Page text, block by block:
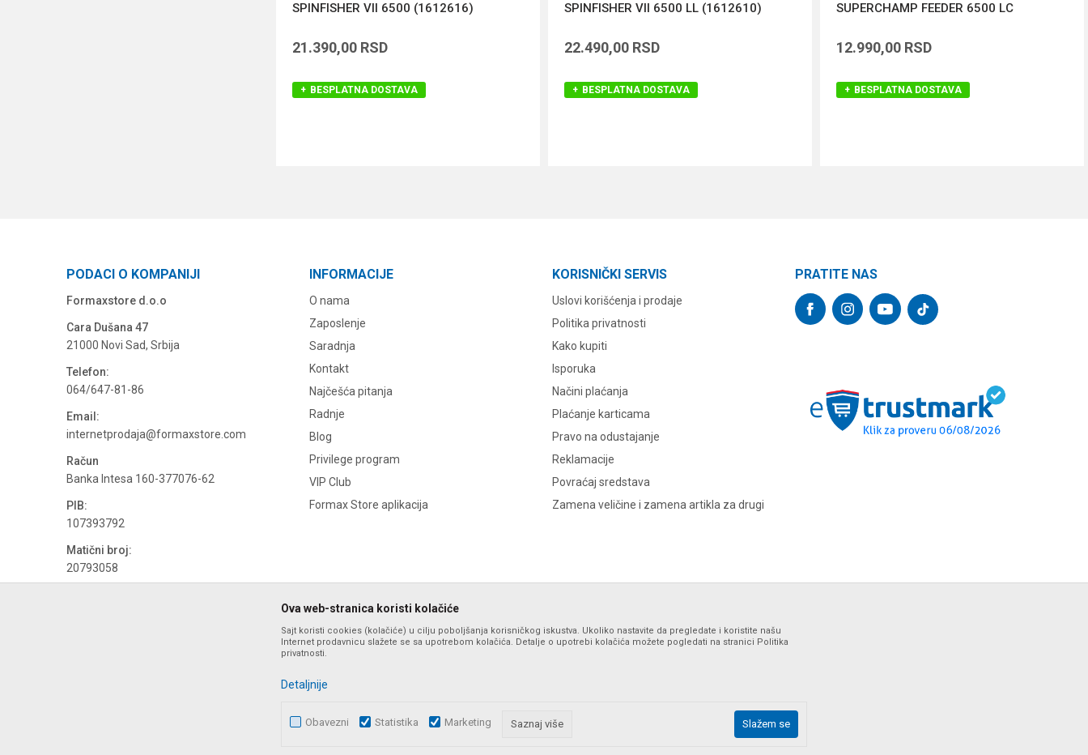
SPINFISHER VII 6500 (1612616)
21.390,00 RSD
BESPLATNA DOSTAVA
SPINFISHER VII 6500 LL (1612610)
22.490,00 RSD
BESPLATNA DOSTAVA
SUPERCHAMP FEEDER 6500 LC
12.990,00 RSD
BESPLATNA DOSTAVA
PODACI O KOMPANIJI
Formaxstore d.o.o
Cara Dušana 47
21000 Novi Sad, Srbija
Telefon:
064/647-81-86
Email:
internetprodaja@formaxstore.com
Račun
Banka Intesa 160-377076-62
PIB:
107393792
Matični broj:
20793058
INFORMACIJE
O nama
Zaposlenje
Saradnja
Kontakt
Najčešća pitanja
Radnje
Blog
Privilege program
VIP Club
Formax Store aplikacija
KORISNIČKI SERVIS
Uslovi korišćenja i prodaje
Politika privatnosti
Kako kupiti
Isporuka
Načini plaćanja
Plaćanje karticama
Pravo na odustajanje
Reklamacije
Povraćaj sredstava
Zamena veličine i zamena artikla za drugi
PRATITE NAS
Nastojimo da budemo što precizniji u opisu proizvoda, prikazu slika i samih cena, ali ne možemo garantovati da su sve informacije kompletne i bez grešaka. Svi artikli prikazani na sajtu su deo naše
ponude i ne podrazumeva da su dostupni u svakom trenutku. Raspoloživost robe možete proveriti pozivom na broj podrške web shopa na tel. 064/647-81-86.
Ova web-stranica koristi kolačiće
Sajt koristi cookies (kolačiće) u cilju poboljšanja korisničkog iskustva. Ukoliko nastavite da pregledate i koristite našu
Internet prodavnicu slažete se sa upotrebom kolačića. Detalje o upotrebi kolačića možete pogledati na stranici Politika
privatnosti.
Detaljnije
Obavezni Statistika Marketing Saznaj više Slažem se